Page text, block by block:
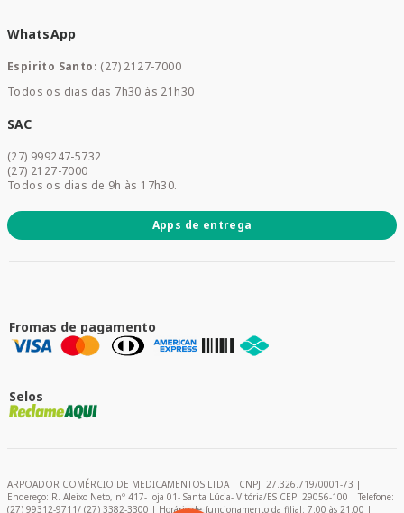
Saúde e Bem-estar
Mamães e Bebê
Dermocosméticos
Promoções
WhatsApp
Espirito Santo: (27) 2127-7000
Todos os dias das 7h30 às 21h30
SAC
(27) 999247-5732
(27) 2127-7000
Todos os dias de 9h às 17h30.
Apps de entrega
Fromas de pagamento
Selos
ARPOADOR COMÉRCIO DE MEDICAMENTOS LTDA | CNPJ: 27.326.719/0001-73 |
Endereço: R. Aleixo Neto, nº 417- loja 01- Santa Lúcia- Vitória/ES CEP: 29056-100 | Telefone:
(27) 99312-9711/ (27) 3382-3300 | Horário de funcionamento da filial: 7:00 às 21:00 |